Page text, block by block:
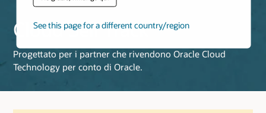
See this page for a different country/region
Cloud Sell Track
Progettato per i partner che rivendono Oracle Cloud
Technology per conto di Oracle.